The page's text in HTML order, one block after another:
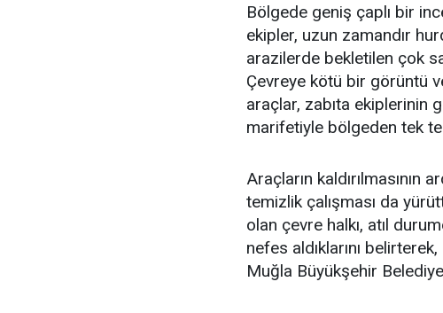
Bölgede geniş çaplı bir
ekipler, uzun zamandır
arazilerde bekletilen çok
Çevreye kötü bir görüntü
araçlar, zabıta ekiplerinin
marifetiyle bölgeden tek tek
Araçların kaldırılmasının
temizlik çalışması da
olan çevre halkı, atıl
nefes aldıklarını
Muğla Büyükşehir